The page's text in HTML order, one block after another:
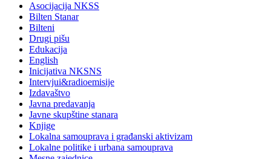
Asocijacija NKSS
Bilten Stanar
Bilteni
Drugi pišu
Edukacija
English
Inicijativa NKSNS
Intervjui&radioemisije
Izdavaštvo
Javna predavanja
Javne skupštine stanara
Knjige
Lokalna samouprava i građanski aktivizam
Lokalne politike i urbana samouprava